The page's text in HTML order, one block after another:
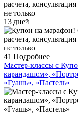
13 дней
41 Подробнее
Мастер-классы с
карандашом»,
«Гуашь», «Пастель»